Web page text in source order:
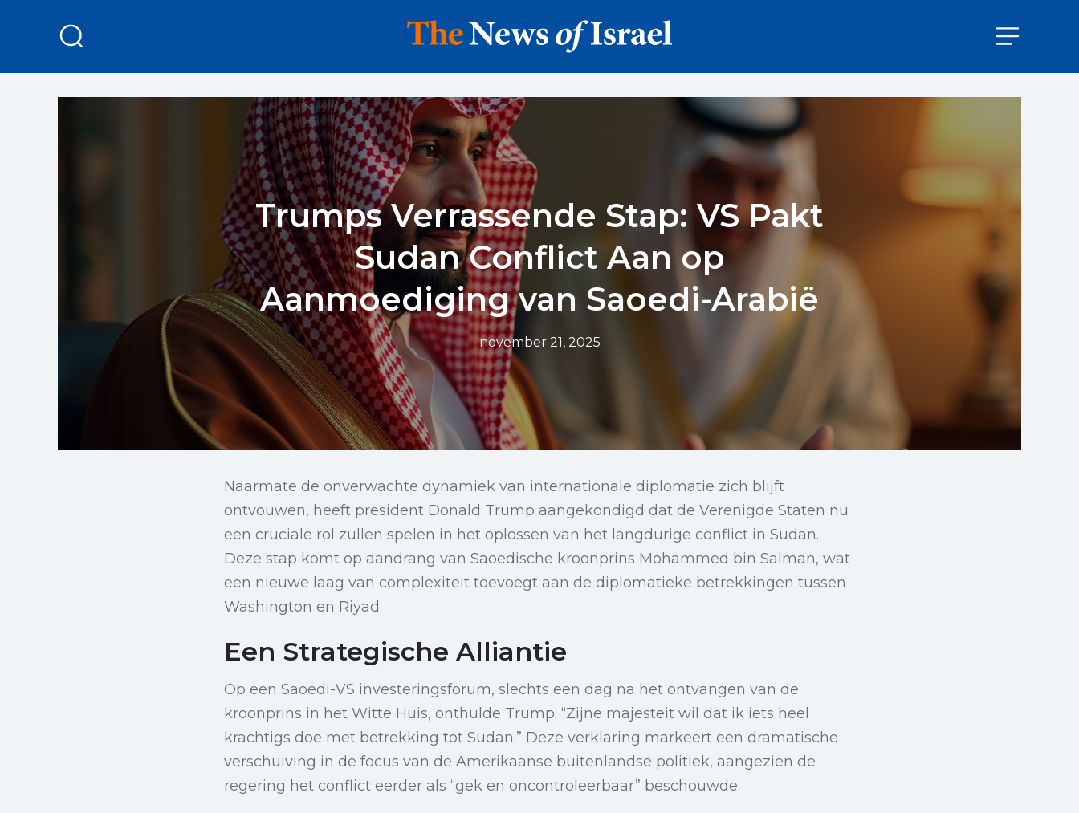
Trumps Verrassende Stap: VS Pakt
Sudan Conflict Aan op
Aanmoediging van Saoedi-Arabië
november 21, 2025
Naarmate de onverwachte dynamiek van internationale diplomatie zich blijft
ontvouwen, heeft president Donald Trump aangekondigd dat de Verenigde Staten nu
een cruciale rol zullen spelen in het oplossen van het langdurige conflict in Sudan.
Deze stap komt op aandrang van Saoedische kroonprins Mohammed bin Salman, wat
een nieuwe laag van complexiteit toevoegt aan de diplomatieke betrekkingen tussen
Washington en Riyad.
Een Strategische Alliantie
Op een Saoedi-VS investeringsforum, slechts een dag na het ontvangen van de
kroonprins in het Witte Huis, onthulde Trump: “Zijne majesteit wil dat ik iets heel
krachtigs doe met betrekking tot Sudan.” Deze verklaring markeert een dramatische
verschuiving in de focus van de Amerikaanse buitenlandse politiek, aangezien de
regering het conflict eerder als “gek en oncontroleerbaar” beschouwde.